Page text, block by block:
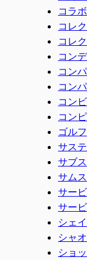
コラ
コレ
コレ
コン
コン
コン
コン
コン
ゴルフ
サス
サブ
サム
サー
サー
シェ
シャオ
ショ